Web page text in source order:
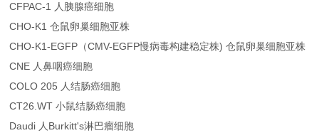
CFPAC-1 人胰腺癌细胞
CHO-K1 仓鼠卵巢细胞亚株
CHO-K1-EGFP（CMV-EGFP慢病毒构建稳定株) 仓鼠卵巢细胞亚株
CNE 人鼻咽癌细胞
COLO 205 人结肠癌细胞
CT26.WT 小鼠结肠癌细胞
Daudi 人Burkitt's淋巴瘤细胞